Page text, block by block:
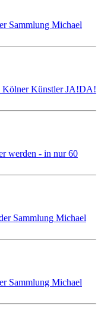
Sammlung Michael
Kölner Künstler JA!DA!
werden - in nur 60
Sammlung Michael
Sammlung Michael